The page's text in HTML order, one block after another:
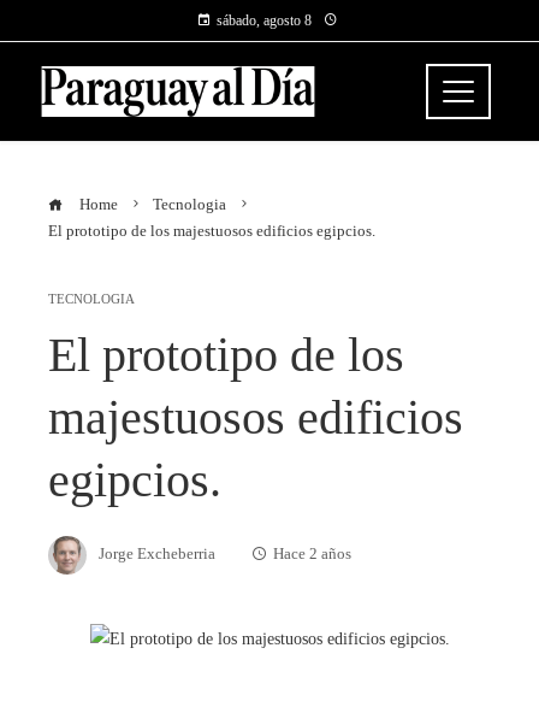
sábado, agosto 8
Home
Tecnologia
El prototipo de los majestuosos edificios egipcios.
TECNOLOGIA
El prototipo de los
majestuosos edificios
egipcios.
Jorge Excheberria Hace 2 años